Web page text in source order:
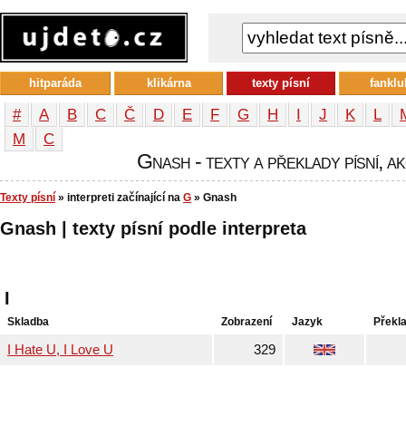
# A B C Č D E F G H I J K L
М
С
Gnash - texty a překlady písní,
Texty písní » interpreti začínající na G » Gnash
Gnash | texty písní podle interpreta
I
Skladba Zobrazení Jazyk
I Hate U, I Love U 329
hitparáda klikárna texty písní